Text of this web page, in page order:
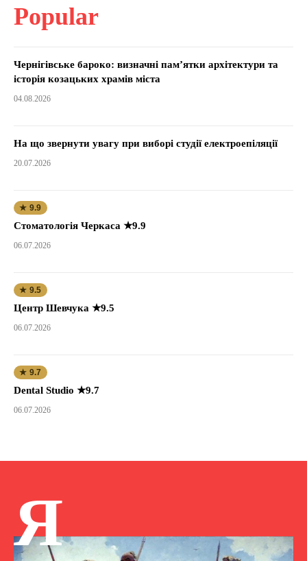
Popular
Чернігівське бароко: визначні пам’ятки архітектури та
історія козацьких храмів міста
04.08.2026
На що звернути увагу при виборі студії електроепіляції
20.07.2026
★ 9.9
Стоматологія Черкаса ★9.9
06.07.2026
★ 9.5
Центр Шевчука ★9.5
06.07.2026
★ 9.7
Dental Studio ★9.7
06.07.2026
Я